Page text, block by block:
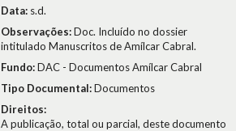
Data: s.d.
Observações:Doc. Incluído no dossier
intitulado Manuscritos de Amílcar Cabral.
Fundo:DAC - Documentos Amílcar Cabral
Tipo Documental:Documentos
Direitos:
A publicação, total ou parcial, deste documento